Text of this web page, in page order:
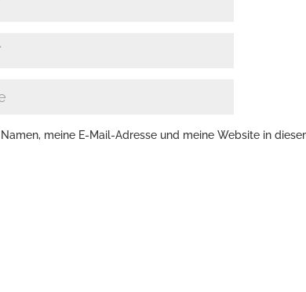
meine E-Mail-Adresse und meine Website in